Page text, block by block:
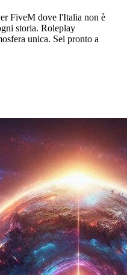
FiveM dove l'Italia non è
storia. Roleplay
unica. Sei pronto a